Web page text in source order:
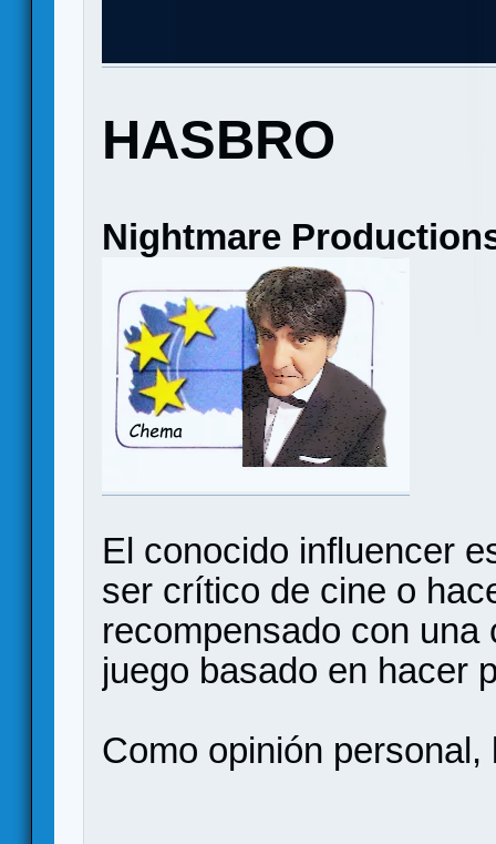
HASBRO
Nightmare
El conocido influencer
ser crítico de cine o
recompensado con
juego basado en hacer
Como opinión